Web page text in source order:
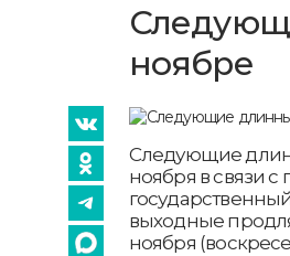
ноябре
Следующие
ноября в связи
выходные
ноября